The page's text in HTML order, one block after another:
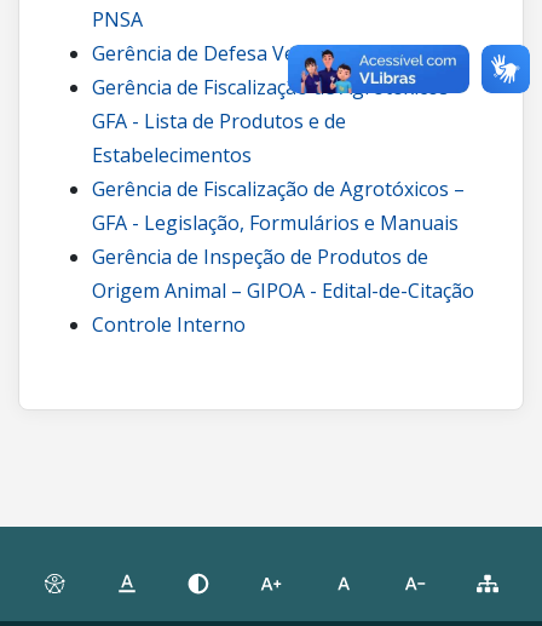
PNSA
Gerência de Defesa Vegetal – GDV
Gerência de Fiscalização de Agrotóxicos –
GFA - Lista de Produtos e de
Estabelecimentos
Gerência de Fiscalização de Agrotóxicos –
GFA - Legislação, Formulários e Manuais
Gerência de Inspeção de Produtos de
Origem Animal – GIPOA - Edital-de-Citação
Controle Interno